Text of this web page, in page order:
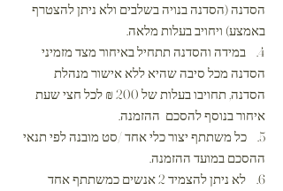
הסדנה (הסדנה בנויה בשלבים ולא ניתן להצטרף
באמצע) ויחויב בעלות מלאה.
4. במידה והסדנה תתחיל באיחור מצד מזמיני
הסדנה מכל סיבה שהיא ללא אישור מנהלת
הסדנה, תחויבו בעלות של 200 ₪ לכל חצי שעת
איחור בנוסף להסכם ההזמנה.
5. כל משתתף יצור כלי אחד /סט מובנה לפי תנאי
ההסכם במועד ההזמנה.
6. לא ניתן להצמיד 2 אנשים כמשתתף אחד